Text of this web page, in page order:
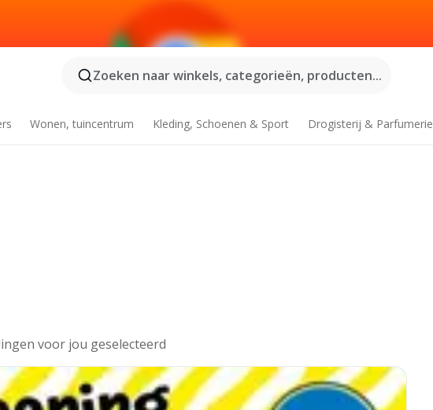
Zoeken naar winkels, categorieën, producten...
Wonen, tuincentrum Kleding, Schoenen & Sport Drogisterij & Parfumerie
voor jou geselecteerd